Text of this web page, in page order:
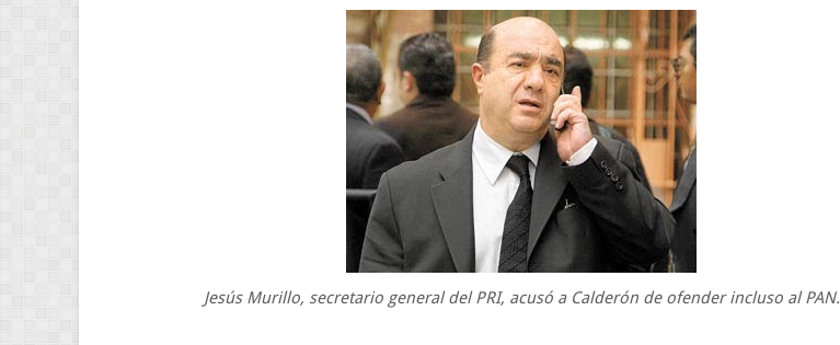
Jesús Murillo, secretario general del PRI, acusó a Calderón de ofender incluso al PAN.